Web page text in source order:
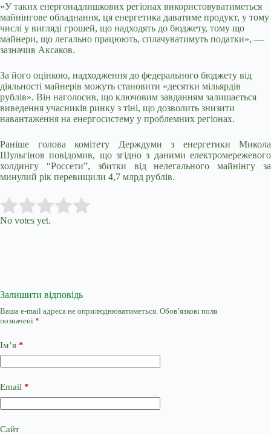
«У таких енергонадлишкових регіонах використовуватиметься
майнінгове обладнання, ця енергетика даватиме продукт, у тому
числі у вигляді грошей, що надходять до бюджету, тому що
майнери, що легально працюють, сплачуватимуть податки», —
зазначив Аксаков.
За його оцінкою, надходження до федерального бюджету від
діяльності майнерів можуть становити «десятки мільярдів
рублів». Він наголосив, що ключовим завданням залишається
виведення учасників ринку з тіні, що дозволить знизити
навантаження на енергосистему у проблемних регіонах.
Раніше голова комітету Держдуми з енергетики Микола
Шульгінов повідомив, що згідно з даними електромережевого
холдингу “Россети”, збитки від нелегального майнінгу за
минулий рік перевищили 4,7 млрд рублів.
Rate this item:
No votes yet.
Залишити відповідь
Ваша e-mail адреса не оприлюднюватиметься. Обов’язкові поля
позначені *
Ім’я *
Email *
Сайт